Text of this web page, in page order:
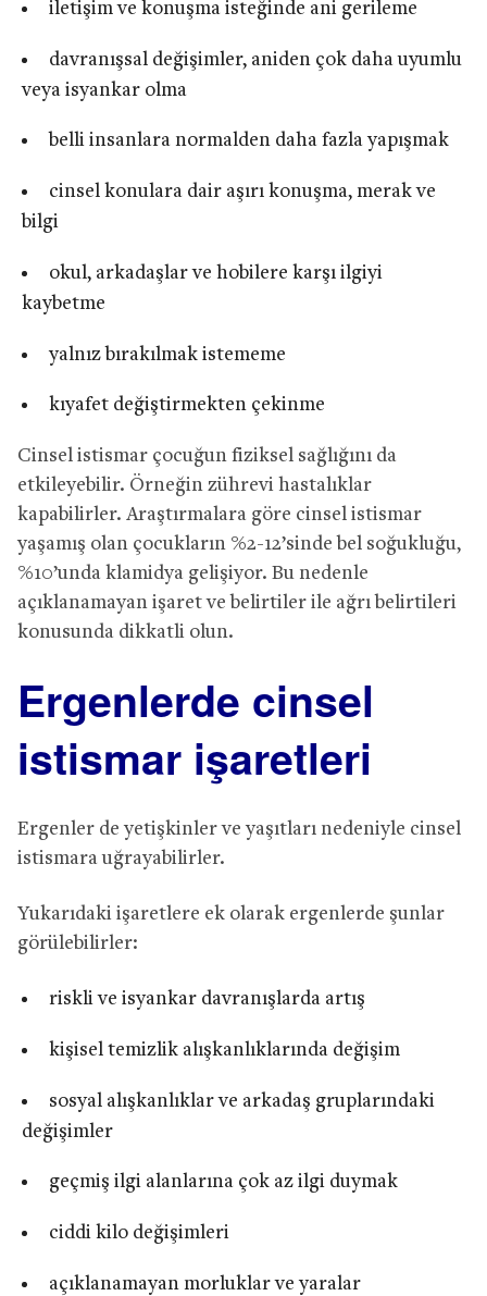
iletişim ve konuşma isteğinde ani gerileme
davranışsal değişimler, aniden çok daha uyumlu
veya isyankar olma
belli insanlara normalden daha fazla yapışmak
cinsel konulara dair aşırı konuşma, merak ve
bilgi
okul, arkadaşlar ve hobilere karşı ilgiyi
kaybetme
yalnız bırakılmak istememe
kıyafet değiştirmekten çekinme
Cinsel istismar çocuğun fiziksel sağlığını da
etkileyebilir. Örneğin zührevi hastalıklar
kapabilirler. Araştırmalara göre cinsel istismar
yaşamış olan çocukların %2-12’sinde bel soğukluğu,
%10’unda klamidya gelişiyor. Bu nedenle
açıklanamayan işaret ve belirtiler ile ağrı belirtileri
konusunda dikkatli olun.
Ergenlerde cinsel
istismar işaretleri
Ergenler de yetişkinler ve yaşıtları nedeniyle cinsel
istismara uğrayabilirler.
Yukarıdaki işaretlere ek olarak ergenlerde şunlar
görülebilirler:
riskli ve isyankar davranışlarda artış
kişisel temizlik alışkanlıklarında değişim
sosyal alışkanlıklar ve arkadaş gruplarındaki
değişimler
geçmiş ilgi alanlarına çok az ilgi duymak
ciddi kilo değişimleri
açıklanamayan morluklar ve yaralar